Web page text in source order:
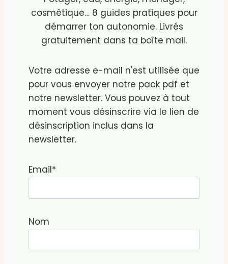
cosmétique… 8 guides pratiques pour
démarrer ton autonomie. Livrés
gratuitement dans ta boîte mail.
Votre adresse e-mail n'est utilisée que
pour vous envoyer notre pack pdf et
notre newsletter. Vous pouvez à tout
moment vous désinscrire via le lien de
désinscription inclus dans la
newsletter.
Email*
Nom